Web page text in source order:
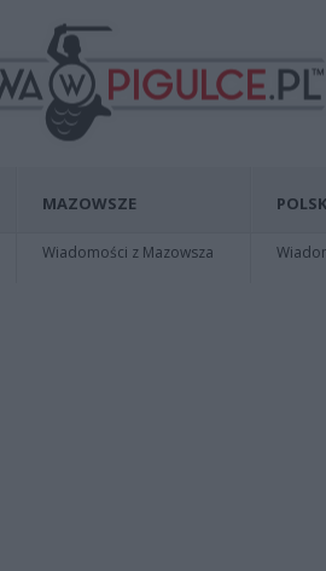
MAZOWSZE
Wiadomości z Mazowsza